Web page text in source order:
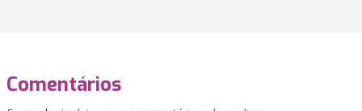
Comentários